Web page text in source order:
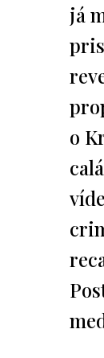
já
o